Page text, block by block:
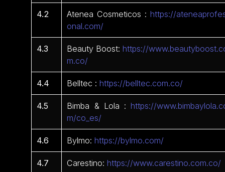
4.2 Atenea Cosmeticos :https://
onal.com/
4.3 Beauty Boost:https://
m.co/
4.4 Belltec :https://belltec.com.co/
4.5 Bimba & Lola :https://
m/co_es/
4.6 Bylmo:https://bylmo.com/
4.7 Carestino:https://www.carestino.com.co/